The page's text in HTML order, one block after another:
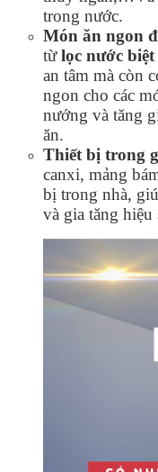
trong nước.
Món ăn ngon
từlọc nước
an tâm mà còn
ngon cho các
nướng và tăng
ăn.
Thiết bị trong
canxi, mảng
bị trong nhà,
và gia tăng hiệu